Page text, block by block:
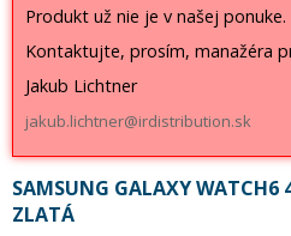
Produkt už nie je v našej ponuke.
Kontaktujte, prosím, manažéra
Jakub Lichtner
jakub.lichtner@irdistribution.sk
SAMSUNG GALAXY WATCH6
ZLATÁ